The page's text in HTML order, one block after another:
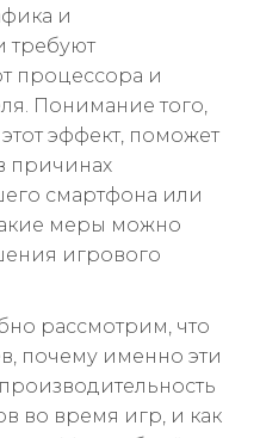
и
требуют
процессора и
Понимание того,
эффект, поможет
причинах
смартфона или
меры можно
игрового
рассмотрим, что
почему именно эти
во время игр, и как